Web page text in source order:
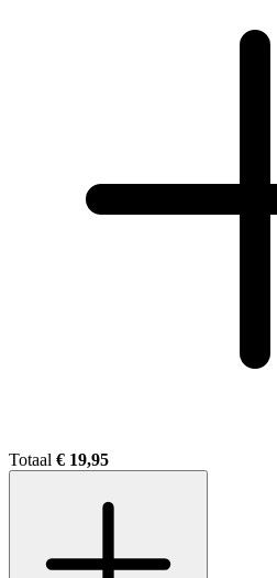
Totaal € 19,95